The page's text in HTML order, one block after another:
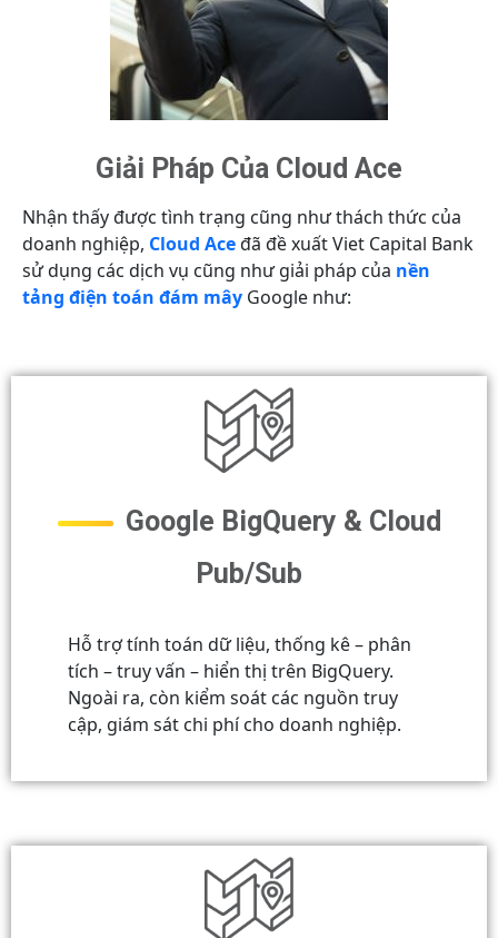
Giải Pháp Của Cloud Ace
Nhận thấy được tình trạng cũng như thách thức của
doanh nghiệp, Cloud Aceđã đề xuất Viet Capital Bank
sử dụng các dịch vụ cũng như giải pháp của nền
tảng điện toán đám mây Google như:
Google BigQuery & Cloud
Pub/Sub
Hỗ trợ tính toán dữ liệu, thống kê – phân
tích – truy vấn – hiển thị trên BigQuery.
Ngoài ra, còn kiểm soát các nguồn truy
cập, giám sát chi phí cho doanh nghiệp.